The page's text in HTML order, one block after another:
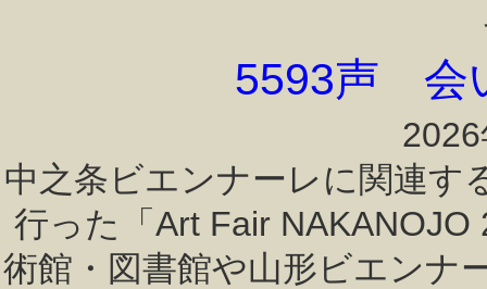
5593声 会
中之条ビエンナーレに関連す
行った「Art Fair
術館・図書館や山形ビエンナ